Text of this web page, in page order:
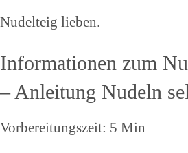
Nudelteig lieben.
Informationen zum
– Anleitung Nudeln
Vorbereitungszeit: 5 Min